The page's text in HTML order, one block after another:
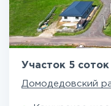
Участок 5
Домодедовский